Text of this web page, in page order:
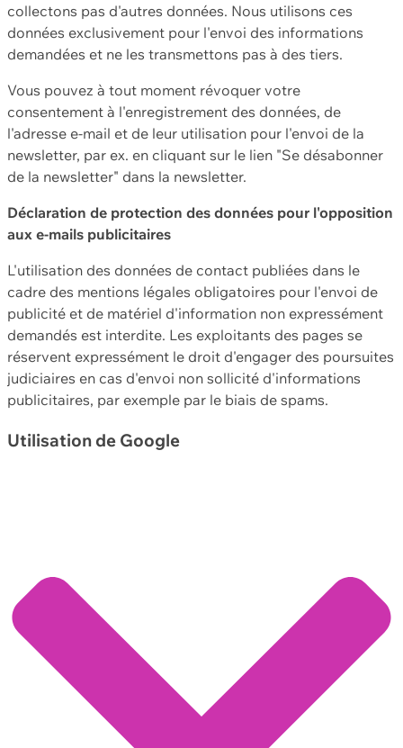
collectons pas d'autres données. Nous utilisons ces
données exclusivement pour l'envoi des informations
demandées et ne les transmettons pas à des tiers.
Vous pouvez à tout moment révoquer votre
consentement à l'enregistrement des données, de
l'adresse e-mail et de leur utilisation pour l'envoi de la
newsletter, par ex. en cliquant sur le lien "Se désabonner
de la newsletter" dans la newsletter.
Déclaration de protection des données pour l'opposition
aux e-mails publicitaires
L'utilisation des données de contact publiées dans le
cadre des mentions légales obligatoires pour l'envoi de
publicité et de matériel d'information non expressément
demandés est interdite. Les exploitants des pages se
réservent expressément le droit d'engager des poursuites
judiciaires en cas d'envoi non sollicité d'informations
publicitaires, par exemple par le biais de spams.
Utilisation de Google